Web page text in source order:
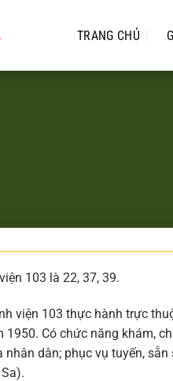
TRANG CHỦ
103 là 22, 37, 39.
viện 103 thực hành trực
1950. Có chức năng khám,
nhân dân; phục vụ tuyến,